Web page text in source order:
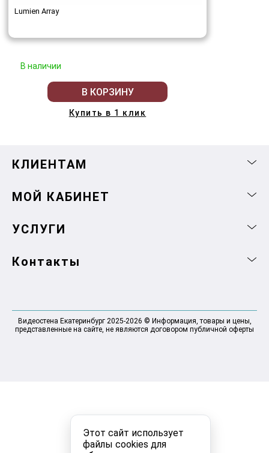
Этот сайт использует
файлы cookies для
Lumien Array
В наличии
В КОРЗИНУ
Купить в 1 клик
КЛИЕНТАМ
МОЙ КАБИНЕТ
УСЛУГИ
Контакты
Видеостена Екатеринбург 2025-2026 © Информация, товары и цены,
представленные на сайте, не являются договором публичной оферты